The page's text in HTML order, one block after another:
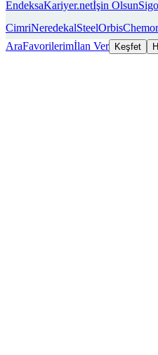
EndeksaKariyer.netİşin Olsun
CimriNeredekalSteelOrbis
AraFavorilerimİlan Ver Keşfet